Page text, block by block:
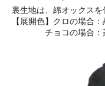
裏生地は、綿オックスを
【展開色】クロの場合：
チョコの場合：